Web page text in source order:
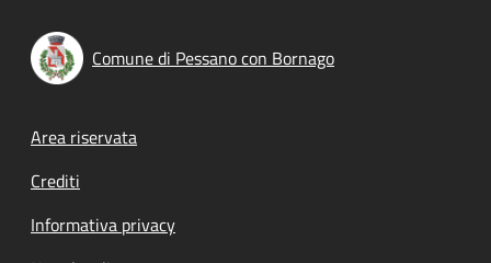
Comune di Pessano con Bornago
Footer menu
Area riservata
Crediti
Informativa privacy